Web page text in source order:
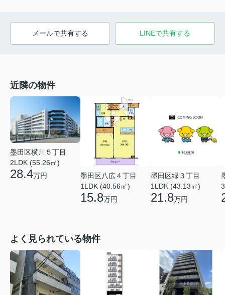
メールで共有する LINEで共有する
近隣の物件
墨田区横川５丁目
2LDK (55.26㎡)
28.4万円
墨田区八広４丁目
1LDK (40.56㎡)
15.8万円
墨田区緑３丁目
1LDK (43.13㎡)
21.8万円
よく見られている物件